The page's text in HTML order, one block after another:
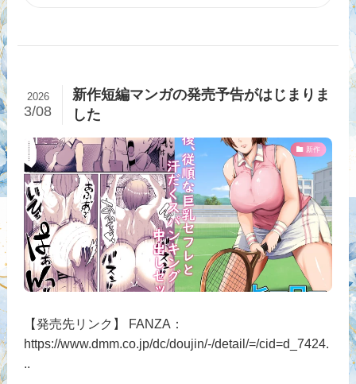
新作短編マンガの発売予告がはじまりま
した
2026
3/08
新作
【発売先リンク】 FANZA：
https://www.dmm.co.jp/dc/doujin/-/detail/=/cid=d_7424.
..